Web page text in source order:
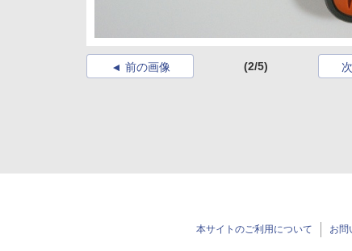
前の画像 (2/5)
本サイトのご利用について お問